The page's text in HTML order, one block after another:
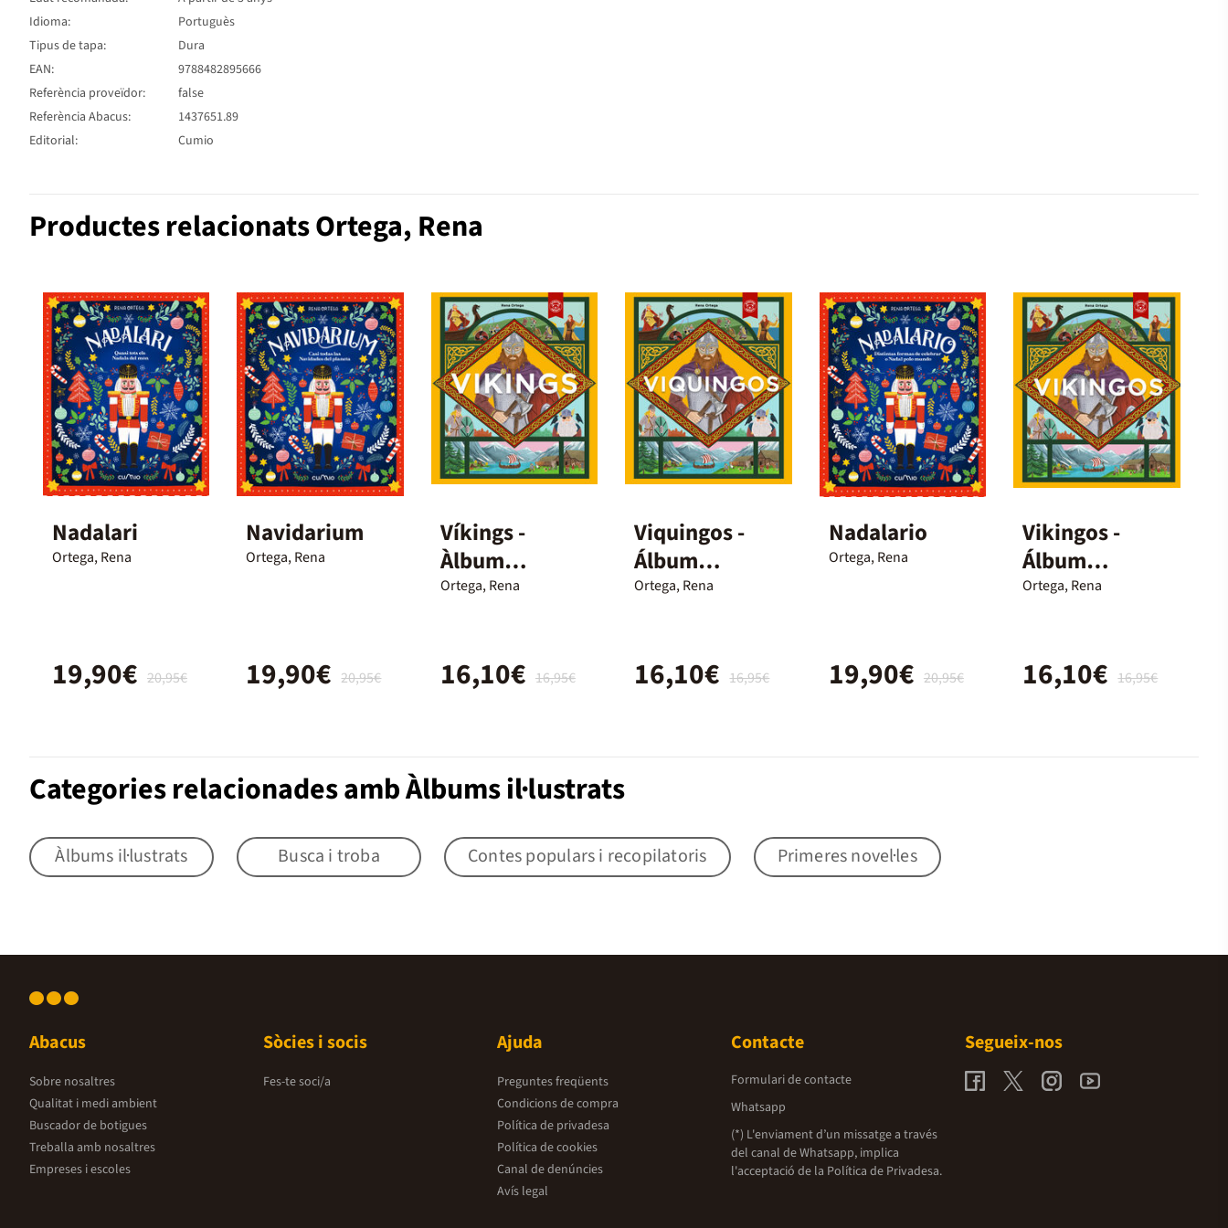
Idioma:
Portuguès
Tipus de tapa:
Dura
EAN:
9788482895666
Referència proveïdor:
false
Referència Abacus:
1437651.89
Editorial:
Cumio
Productes relacionats Ortega, Rena
Nadalari
Ortega, Rena
20,95€
19,90€
Navidarium
Ortega, Rena
20,95€
19,90€
Víkings -
Àlbum
il·lustrat
Ortega, Rena
16,95€
16,10€
Viquingos -
Álbum
ilustrado
Ortega, Rena
16,95€
16,10€
Nadalario
Ortega, Rena
20,95€
19,90€
Vikingos -
Álbum
ilustrado
Ortega, Rena
16,95€
16,10€
Categories relacionades amb Àlbums il·lustrats
Àlbums il·lustrats Busca i troba Contes populars i recopilatoris Primeres novel·les
Abacus
Sobre nosaltres
Qualitat i medi ambient
Buscador de botigues
Treballa amb nosaltres
Empreses i escoles
Sòcies i socis
Fes-te soci/a
Ajuda
Preguntes freqüents
Condicions de compra
Política de privadesa
Política de cookies
Canal de denúncies
Avís legal
Contacte
Formulari de contacte
Whatsapp
(*) L'enviament d’un missatge a través
del canal de Whatsapp, implica
l'acceptació de la Política de Privadesa.
Segueix-nos